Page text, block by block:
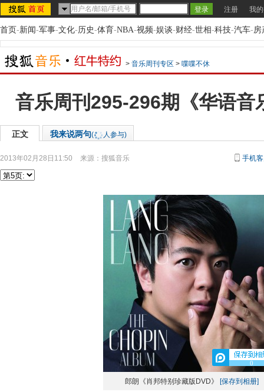
注册 我
首页-新闻-军事-文化-历史-体育-NBA-视频-娱谈-财经-世相-科技-汽车-房
> 音乐周刊专区 > 喋喋不休
音乐周刊295-296期《华语音
正文 我来说两句( 人参与)
2013年02月28日11:50 来源： 搜狐音乐 手机
0
郎朗《肖邦特别珍藏版DVD》 [保存到相册]